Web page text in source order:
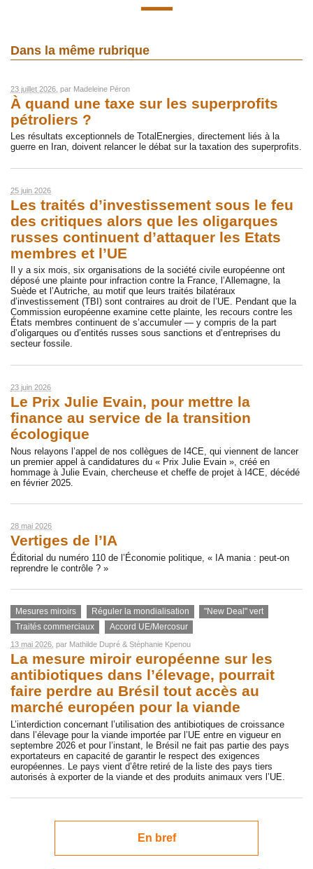
Dans la même rubrique
23 juillet 2026 , par Madeleine Péron
À quand une taxe sur les superprofits
pétroliers ?
Les résultats exceptionnels de TotalEnergies, directement liés à la
guerre en Iran, doivent relancer le débat sur la taxation des superprofits.
25 juin 2026
Les traités d’investissement sous le feu
des critiques alors que les oligarques
russes continuent d’attaquer les Etats
membres et l’UE
Il y a six mois, six organisations de la société civile européenne ont
déposé une plainte pour infraction contre la France, l’Allemagne, la
Suède et l’Autriche, au motif que leurs traités bilatéraux
d’investissement (TBI) sont contraires au droit de l’UE. Pendant que la
Commission européenne examine cette plainte, les recours contre les
États membres continuent de s’accumuler — y compris de la part
d’oligarques ou d’entités russes sous sanctions et d’entreprises du
secteur fossile.
23 juin 2026
Le Prix Julie Evain, pour mettre la
finance au service de la transition
écologique
Nous relayons l’appel de nos collègues de I4CE, qui viennent de lancer
un premier appel à candidatures du « Prix Julie Evain », créé en
hommage à Julie Evain, chercheuse et cheffe de projet à I4CE, décédé
en février 2025.
28 mai 2026
Vertiges de l’IA
Éditorial du numéro 110 de l’Économie politique, « IA mania : peut-on
reprendre le contrôle ? »
Mesures miroirs Réguler la mondialisation
"New Deal" vert
Traités commerciaux
Accord UE/Mercosur
13 mai 2026, par Mathilde Dupré & Stéphanie Kpenou
La mesure miroir européenne sur les
antibiotiques dans l’élevage, pourrait
faire perdre au Brésil tout accès au
marché européen pour la viande
L’interdiction concernant l’utilisation des antibiotiques de croissance
dans l’élevage pour la viande importée par l’UE entre en vigueur en
septembre 2026 et pour l’instant, le Brésil ne fait pas partie des pays
exportateurs en capacité de garantir le respect des exigences
européennes. Le pays vient d’être retiré de la liste des pays tiers
autorisés à exporter de la viande et des produits animaux vers l’UE.
En bref